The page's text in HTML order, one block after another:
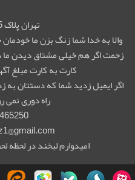
تهران پلاک 55 واحد 15
والا به خدا شما زنگ بزن ما
زحمت اگر هم خیلی مشتاق دیدن
کارت به کارت مبلغ
اگر ایمیل زدید شما که دستتان
راه دوری نمی
امیدوارم لبخند در لحظه